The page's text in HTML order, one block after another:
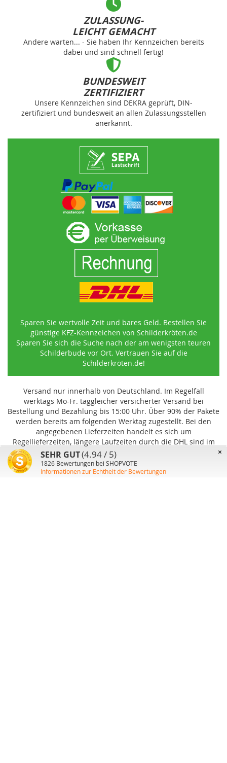
ZULASSUNG-
LEICHT GEMACHT
Andere warten... - Sie haben Ihr Kennzeichen bereits
dabei und sind schnell fertig!
BUNDESWEIT
ZERTIFIZIERT
Unsere Kennzeichen sind DEKRA geprüft, DIN-
zertifiziert und bundesweit an allen Zulassungsstellen
anerkannt.
Sparen Sie wertvolle Zeit und bares Geld. Bestellen Sie
günstige KFZ-Kennzeichen von Schilderkröten.de
Sparen Sie sich die Suche nach der am wenigsten teuren
Schilderbude vor Ort. Vertrauen Sie auf die
Schilderkröten.de!
Versand nur innerhalb von Deutschland. Im Regelfall
werktags Mo-Fr. taggleicher versicherter Versand bei
Bestellung und Bezahlung bis 15:00 Uhr. Über 90% der Pakete
werden bereits am folgenden Werktag zugestellt. Bei den
angegebenen Lieferzeiten handelt es sich um
Regellieferzeiten, längere Laufzeiten durch die DHL sind im
Einzelfall möglich und können von uns nicht beeinflusst
werden.
×
SEHR GUT(4.94 / 5)
1826 Bewertungen bei SHOPVOTE
Informationen zur Echtheit der Bewertungen